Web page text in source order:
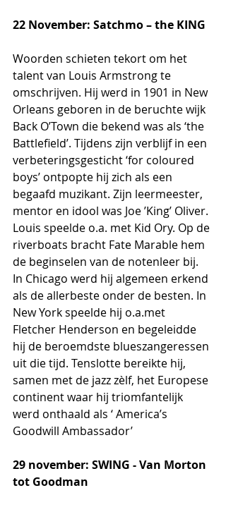
22 November: Satchmo – the KING
Woorden schieten tekort om het
talent van Louis Armstrong te
omschrijven. Hij werd in 1901 in New
Orleans geboren in de beruchte wijk
Back O’Town die bekend was als ‘the
Battlefield’. Tijdens zijn verblijf in een
verbeteringsgesticht ‘for coloured
boys’ ontpopte hij zich als een
begaafd muzikant. Zijn leermeester,
mentor en idool was Joe ’King’ Oliver.
Louis speelde o.a. met Kid Ory. Op de
riverboats bracht Fate Marable hem
de beginselen van de notenleer bij.
In Chicago werd hij algemeen erkend
als de allerbeste onder de besten. In
New York speelde hij o.a.met
Fletcher Henderson en begeleidde
hij de beroemdste blueszangeressen
uit die tijd. Tenslotte bereikte hij,
samen met de jazz zèlf, het Europese
continent waar hij triomfantelijk
werd onthaald als ‘ America’s
Goodwill Ambassador’
29 november: SWING - Van Morton
tot Goodman